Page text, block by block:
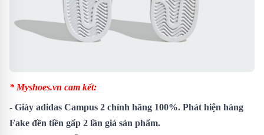
* Myshoes.vn cam kết:
- Giày adidas Campus 2 chính hãng 100%. Phát hiện hàng
Fake đền tiền gấp 2 lần giá sản phẩm.